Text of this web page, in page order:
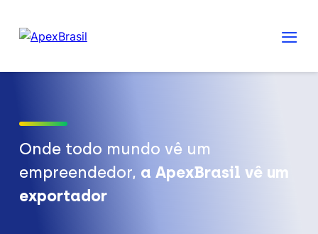
Onde todo mundo vê um
empreendedor, a ApexBrasil vê um
exportador